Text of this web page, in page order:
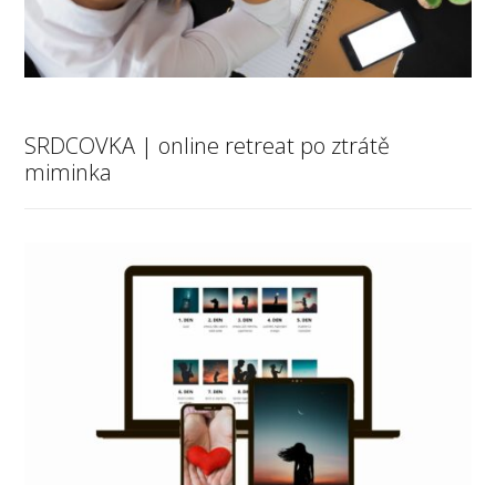
SRDCOVKA | online retreat po ztrátě
miminka